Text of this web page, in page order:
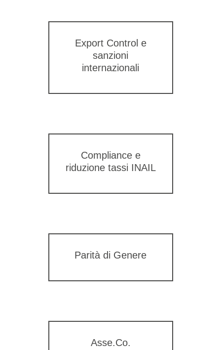
Export Control e
sanzioni
internazionali
Compliance e
riduzione tassi INAIL
Parità di Genere
Asse.Co.